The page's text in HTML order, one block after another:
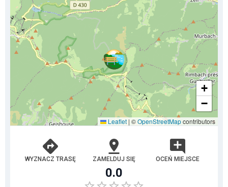
+
−
Leaflet | ©OpenStreetMapcontributors
WYZNACZ TRASĘ ZAMELDUJ SIĘ OCEŃ MIEJSCE
0.0